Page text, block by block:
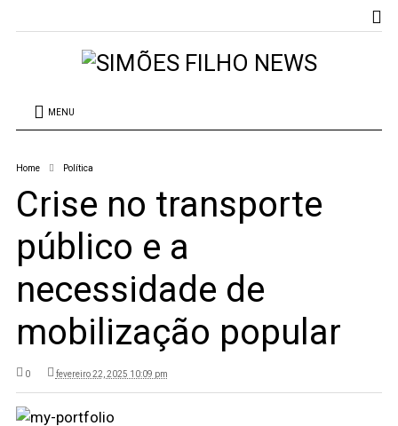
MENU
Home Política
Crise no transporte
público e a
necessidade de
mobilização popular
0 fevereiro 22, 2025 10:09 pm